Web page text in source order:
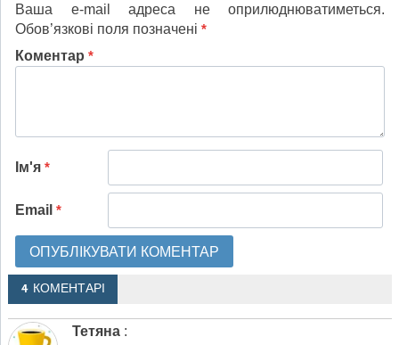
Ваша e-mail адреса не оприлюднюватиметься.
Обов’язкові поля позначені *
Коментар *
Ім'я *
Email *
4 КОМЕНТАРІ
Тетяна :